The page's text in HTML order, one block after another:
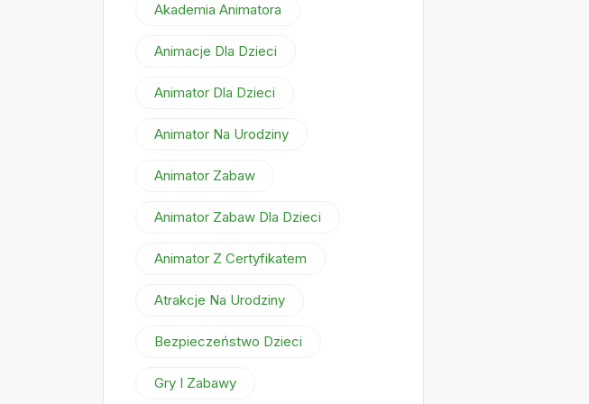
Akademia Animatora
Animacje Dla Dzieci
Animator Dla Dzieci
Animator Na Urodziny
Animator Zabaw
Animator Zabaw Dla Dzieci
Animator Z Certyfikatem
Atrakcje Na Urodziny
Bezpieczeństwo Dzieci
Gry I Zabawy